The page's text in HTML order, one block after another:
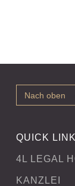
Nach oben
QUICK
4L LEGAL
KANZLEI